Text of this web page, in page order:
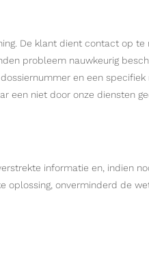
De klant dient contact op te
probleem nauwkeurig
en een
een niet door onze diensten
informatie en, indien
oplossing, onverminderd de